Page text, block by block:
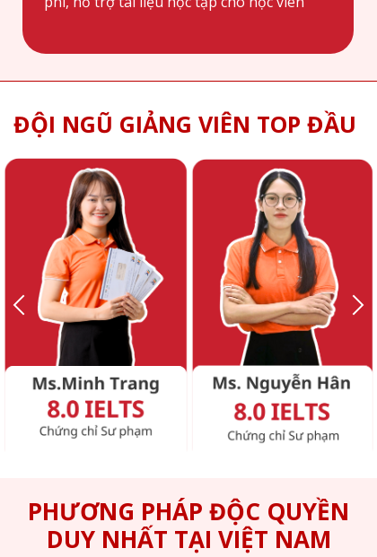
ĐỘI NGŨ GIẢNG VIÊN TOP ĐẦU
PHƯƠNG PHÁP ĐỘC QUYỀN
DUY NHẤT TẠI VIỆT NAM